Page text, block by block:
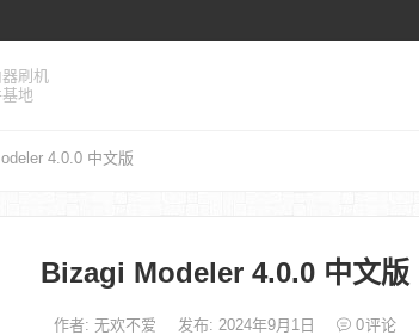
刷机
地
4.0.0 中文版
Bizagi Modeler 4.0.0 中文版
作者: 无欢不爱 发布: 2024年9月1日 0评论